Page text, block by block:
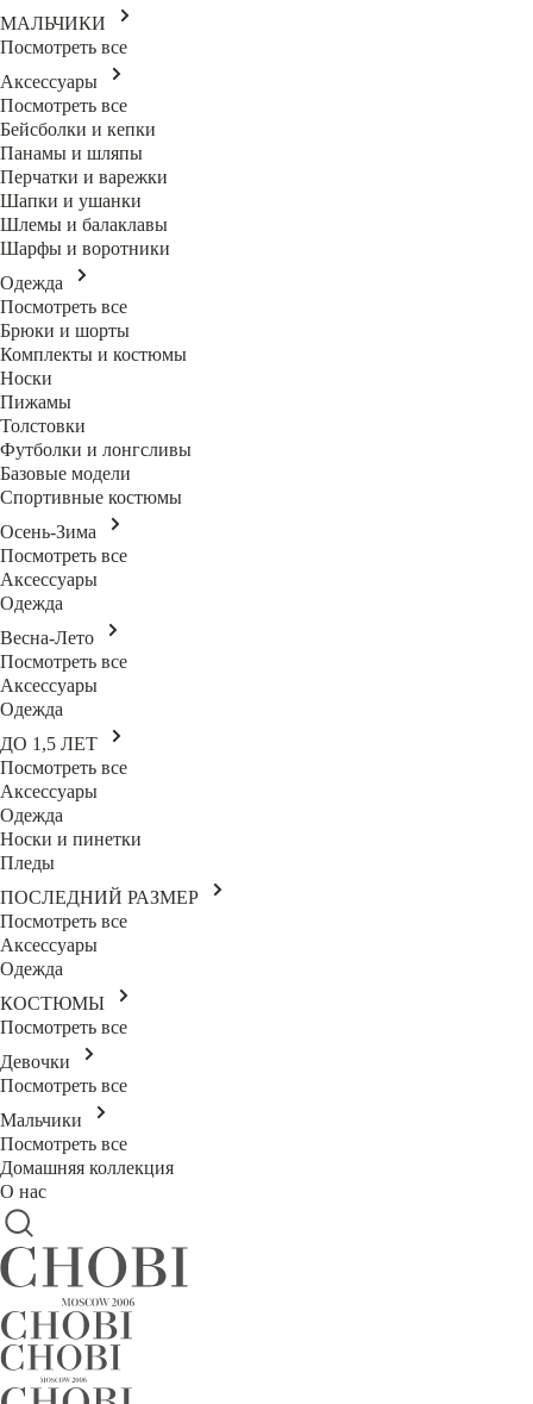
МАЛЬЧИКИ
Посмотреть все
Аксессуары
Посмотреть все
Бейсболки и кепки
Панамы и шляпы
Перчатки и варежки
Шапки и ушанки
Шлемы и балаклавы
Шарфы и воротники
Одежда
Посмотреть все
Брюки и шорты
Комплекты и костюмы
Носки
Пижамы
Толстовки
Футболки и лонгсливы
Базовые модели
Спортивные костюмы
Осень-Зима
Посмотреть все
Аксессуары
Одежда
Весна-Лето
Посмотреть все
Аксессуары
Одежда
ДО 1,5 ЛЕТ
Посмотреть все
Аксессуары
Одежда
Носки и пинетки
Пледы
ПОСЛЕДНИЙ РАЗМЕР
Посмотреть все
Аксессуары
Одежда
КОСТЮМЫ
Посмотреть все
Девочки
Посмотреть все
Мальчики
Посмотреть все
Домашняя коллекция
О нас